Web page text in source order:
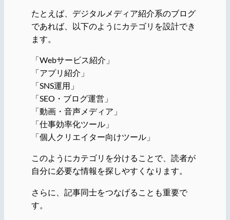
たとえば、デジタルメディア紹介系のブログ
であれば、以下のようにカテゴリを設計でき
ます。
「Webサービス紹介」
「アプリ紹介」
「SNS運用」
「SEO・ブログ運営」
「動画・音声メディア」
「仕事効率化ツール」
「個人クリエイター向けツール」
このようにカテゴリを分けることで、読者が
自分に必要な情報を探しやすくなります。
さらに、記事同士をつなげることも重要で
す。